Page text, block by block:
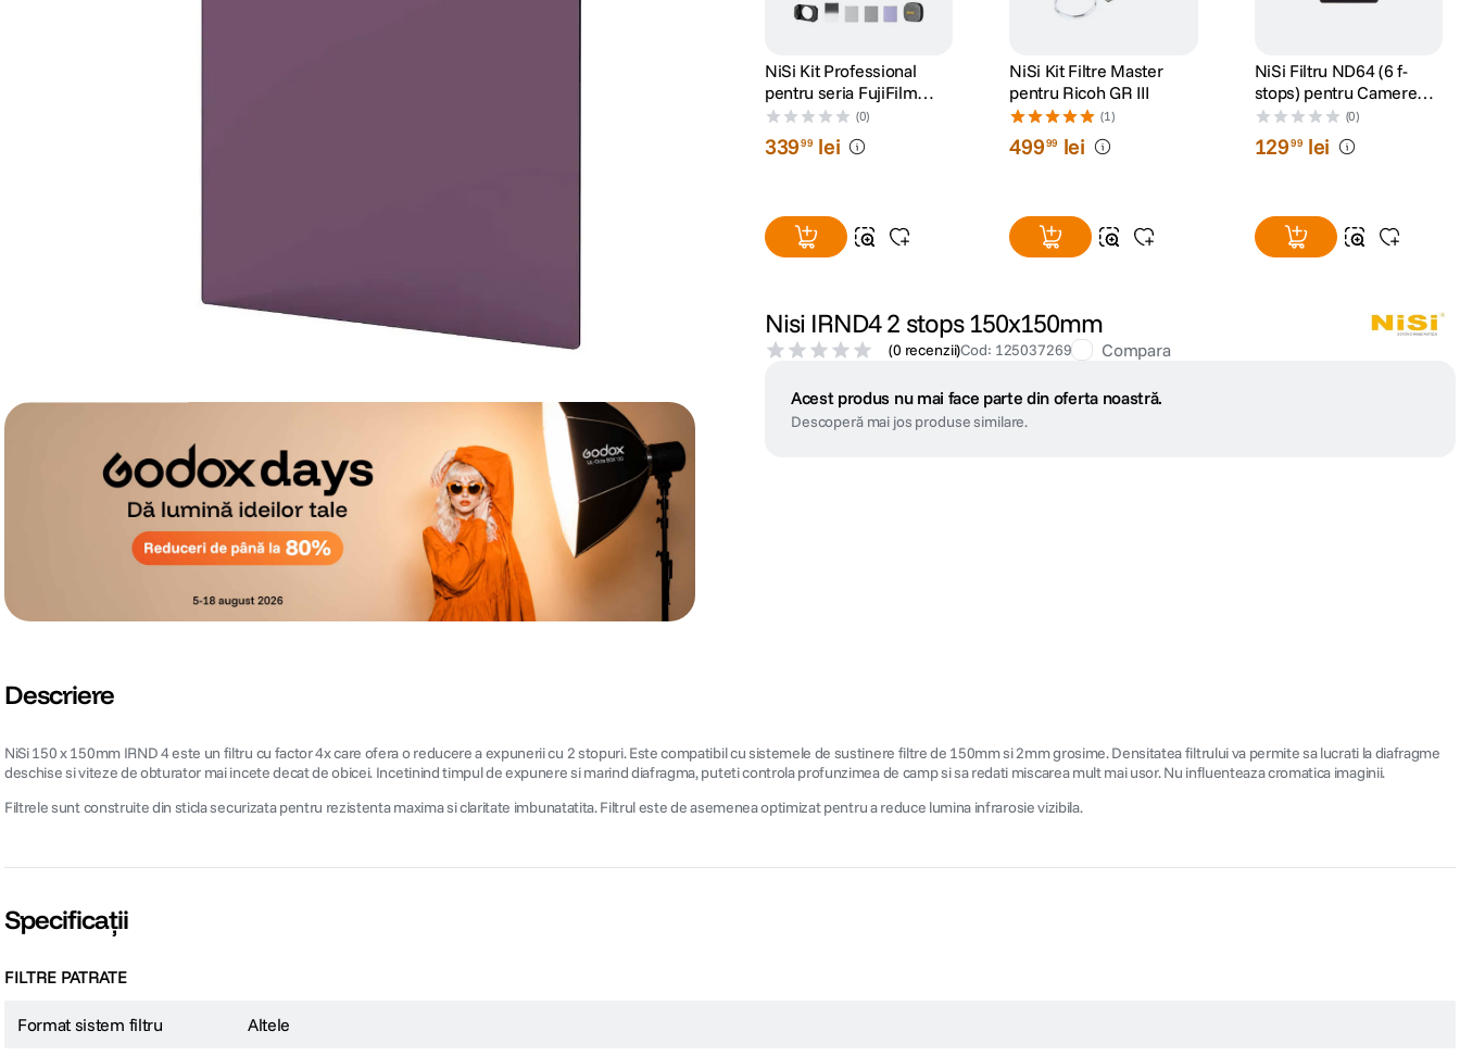
NiSi Kit Professional
pentru seria FujiFilm
X100
(0)
33999 lei
NiSi Kit Filtre Master
pentru Ricoh GR III
(1)
49999 lei
NiSi Filtru ND64 (6 f-
stops) pentru Camere
Compacte si Telefon
(0)
12999 lei
Nisi IRND4 2 stops 150x150mm
(0 recenzii)Cod: 125037269 Compara
Acest produs nu mai face parte din oferta noastră.
Descoperă mai jos produse similare.
Descriere
NiSi 150 x 150mm IRND 4 este un filtru cu factor 4x care ofera o reducere a expunerii cu 2 stopuri. Este compatibil cu sistemele de sustinere filtre de 150mm si 2mm grosime. Densitatea filtrului va permite sa lucrati la diafragme
deschise si viteze de obturator mai incete decat de obicei. Incetinind timpul de expunere si marind diafragma, puteti controla profunzimea de camp si sa redati miscarea mult mai usor. Nu influenteaza cromatica imaginii.
Filtrele sunt construite din sticla securizata pentru rezistenta maxima si claritate imbunatatita. Filtrul este de asemenea optimizat pentru a reduce lumina infrarosie vizibila.
Specificații
FILTRE PATRATE
Format sistem filtru Altele